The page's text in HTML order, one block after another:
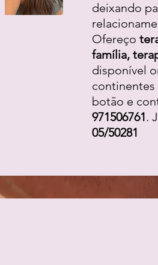
deixando
Ofereço
família,
disponível
continentes
botão e
971506761.
05/50281